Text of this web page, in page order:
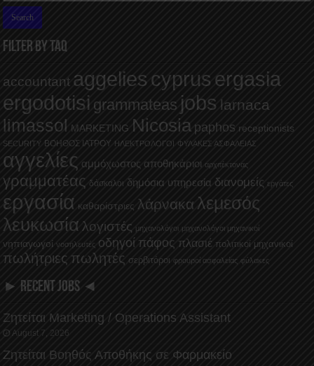
FILTER BY TAQ
accountant aggelies cyprus ergasia
ergodotisi grammateas jobs larnaca
limassol MARKETING Nicosia paphos receptionists
SECURITY ΒΟΗΘΟΣ ΙΑΤΡΟΥ ΗΛΕΚΤΡΟΛΟΓΟΙ ΦΥΛΑΚΕΣ ΑΣΦΑΛΕΙΑΣ
αγγελίες αμμόχωστος αποθηκάριοι αρχιτέκτονας
γραμματέας δάσκαλοι δημόσια υπηρεσία διανομείς εργάτες
εργασία καθαρίστριες λάρνακα λεμεσός
λευκωσία λογιστές μηχανολόγοι μηχανολόγοι μηχανικοί
νηπιαγωγοί νοσηλευτές οδηγοί πάφος πλασιέ πολιτικοί μηχανικοί
πωλήτριες πωλητές σερβιτόροι φρουροί ασφαλείας φύλακες
► RECENT JOBS ◄
Ζητείται Marketing / Operations Assistant
August 7, 2026
Ζητείται Βοηθός Αποθήκης σε Φαρμακείο